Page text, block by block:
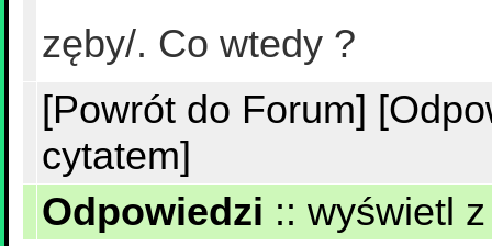
zęby/. Co wtedy ?
[Powrót do Forum]
cytatem]
Odpowiedzi :: wyświetl